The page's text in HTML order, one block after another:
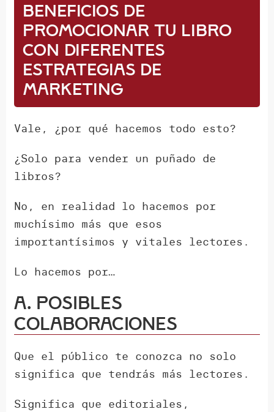
Beneficios de
promocionar tu libro
con diferentes
estrategias de
marketing
Vale, ¿por qué hacemos todo esto?
¿Solo para vender un puñado de
libros?
No, en realidad lo hacemos por
muchísimo más que esos
importantísimos y vitales lectores.
Lo hacemos por…
A. Posibles
colaboraciones
Que el público te conozca no solo
significa que tendrás más lectores.
Significa que editoriales,